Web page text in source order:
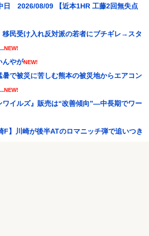
日 2026/08/09 【近本1HR 工藤2回無失点
移民受け入れ反対派の若者にブチギレ→スタ
NEW!
んやがNEW!
暑で被災に苦しむ熊本の被災地からエアコン
NEW!
ワイルズ』販売は“改善傾向”―中長期でワー
F】川崎が後半ATのロマニッチ弾で追いつき